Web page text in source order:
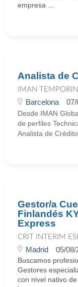
empresa ...
Analista de
IMAN
Barcelona 07/
Desde IMAN
de perfiles
Analista de
Gestor/a
Finlandés
Express
CRIT INTERIM
Madrid 05/08/
Buscamos
Gestores
con nivel nativo